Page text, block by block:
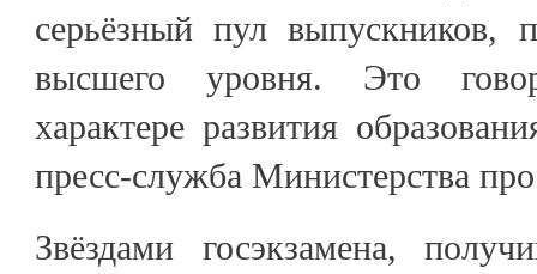
серьёзный пул выпускников,
высшего уровня. Это
характере развития
пресс-служба Министерства
Звёздами госэкзамена,